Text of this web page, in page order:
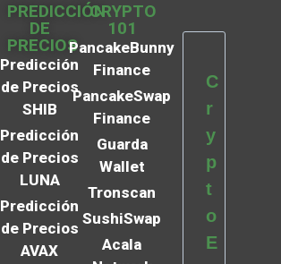
PREDICCIÓN
DE
PRECIOS
Predicción
de Precios
SHIB
Predicción
de Precios
LUNA
Predicción
de Precios
AVAX
CRYPTO
101
PancakeBunny
Finance
PancakeSwap
Finance
Guarda
Wallet
Tronscan
SushiSwap
Acala
C
r
y
p
t
o
E